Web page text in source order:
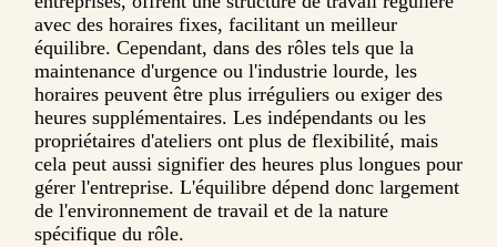
avec des horaires fixes, facilitant un meilleur
équilibre. Cependant, dans des rôles tels que la
maintenance d'urgence ou l'industrie lourde, les
horaires peuvent être plus irréguliers ou exiger des
heures supplémentaires. Les indépendants ou les
propriétaires d'ateliers ont plus de flexibilité, mais
cela peut aussi signifier des heures plus longues pour
gérer l'entreprise. L'équilibre dépend donc largement
de l'environnement de travail et de la nature
spécifique du rôle.